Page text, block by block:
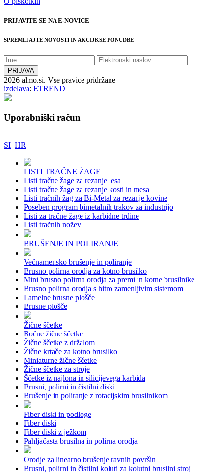
PRIJAVITE SE NA E-NOVICE
SPREMLJAJTE NOVOSTI IN AKCIJKSE PONUDBE
2026 almo.si. Vse pravice pridržane
izdelava: ETREND
Uporabniški račun
SI HR
LISTI TRAČNE ŽAGE
Listi tračne žage za rezanje lesa
Listi tračne žage za rezanje kosti in mesa
Listi tračnih žag za Bi-Metal za rezanje kovine
Poseben program bimetalnih trakov za industrijo
Listi za tračne žage iz karbidne trdine
Listi tračnih nožev
BRUŠENJE IN POLIRANJE
Večnamensko brušenje in poliranje
Brusno polirna orodja za kotno brusilko
Mini brusno polirna orodja za premi in kotne brusilnike
Brusno polirna orodja s hitro zamenljivim sistemom
Lamelne brusne plošče
Brusne plošče
Žične ščetke
Ročne žične ščetke
Žične ščetke z držalom
Žične krtače za kotno brusilko
Miniaturne žične ščetke
Žične ščetke za stroje
Ščetke iz najlona in silicijevega karbida
Brusni, polirni in čistilni diski
Brušenje in poliranje z rotacijskim brusilnikom
Fiber diski in podloge
Fiber diski
Fiber diski z ježkom
Pahljačasta brusilna in polirna orodja
Orodje za linearno brušenje ravnih površin
Brusni, polirni in čistilni koluti za kolutni brusilni stroj